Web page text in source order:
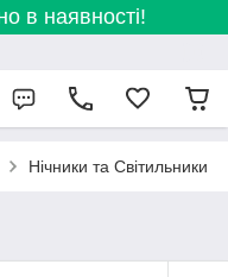
в наявності!
Нічники та Світильники